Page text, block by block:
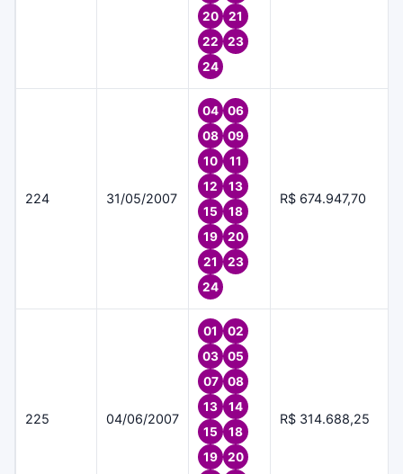
20
21
22
23
24
224 31/05/2007
04
06
08
09
10
11
12
13
15
18
19
20
21
23
24
R$ 674.947,70
225 04/06/2007
01
02
03
05
07
08
13
14
15
18
19
20
R$ 314.688,25